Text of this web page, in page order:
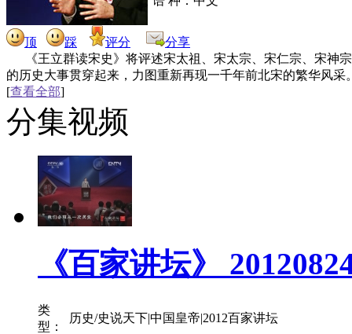
顶 踩 评分
分享
《王立群读宋史》将评述宋太祖、宋太宗、宋仁宗、宋
的历史大事贯穿起来，力图重新再现一千年前北宋的繁华风
[查看全部]
分集视频
《百家讲坛》
类
型：
历史/史说天下|中国皇帝|2012百家讲坛